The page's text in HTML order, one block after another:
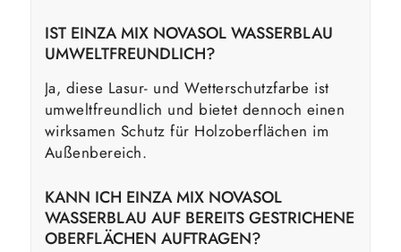
IST EINZA MIX NOVASOL WASSERBLAU
UMWELTFREUNDLICH?
Ja, diese Lasur- und Wetterschutzfarbe ist
umweltfreundlich und bietet dennoch einen
wirksamen Schutz für Holzoberflächen im
Außenbereich.
KANN ICH EINZA MIX NOVASOL
WASSERBLAU AUF BEREITS GESTRICHENE
OBERFLÄCHEN AUFTRAGEN?